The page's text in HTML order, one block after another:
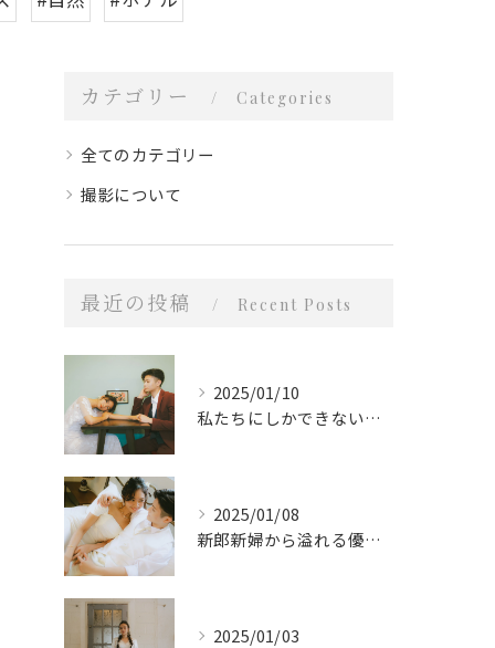
カテゴリー Categories
全てのカテゴリー
撮影について
最近の投稿 Recent Posts
2025/01/10
私たちにしかできないスタイル
2025/01/08
新郎新婦から溢れる優しい愛
2025/01/03